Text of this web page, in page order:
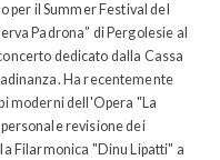
per il Summer Festival del
Padrona” di Pergolesie al
dedicato dalla Cassa
Ha recentemente
moderni dell'Opera "La
revisione dei
Filarmonica "Dinu Lipatti" a